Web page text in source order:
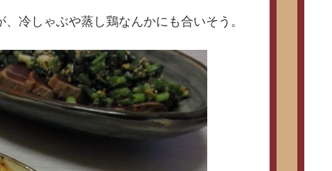
冷しゃぶや蒸し鶏なんかにも合いそう。